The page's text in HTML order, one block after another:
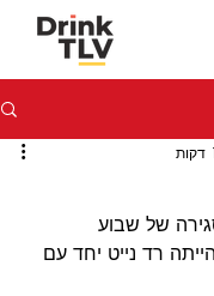
של שבוע
רד נייט יחד עם